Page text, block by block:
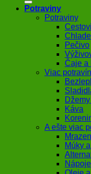
Potraviny
Potraviny
Pečivo
Čaje a
Viac potravín
Káva
A ešte viac
Múky
Nápoje